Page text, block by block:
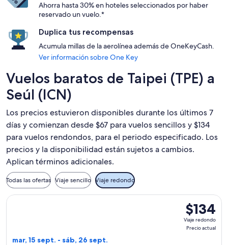
Ahorra hasta 30% en hoteles seleccionados por haber
reservado un vuelo.*
Duplica tus recompensas
Acumula millas de la aerolínea además de OneKeyCash.
Ver información sobre One Key
Vuelos baratos de Taipei (TPE) a
Seúl (ICN)
Los precios estuvieron disponibles durante los últimos 7
días y comienzan desde $67 para vuelos sencillos y $134
para vuelos rendondos, para el periodo especificado. Los
precios y la disponibilidad están sujetos a cambios.
Aplican términos adicionales.
Todas las ofertas Viaje sencillo Viaje redondo
$134
Viaje
redondo,
$134
Viaje redondo
Precio actual
mar, 15 sept. - sáb, 26 sept.
Seleccionar vuelo de Scoot, con salida el mar, 15 sept.